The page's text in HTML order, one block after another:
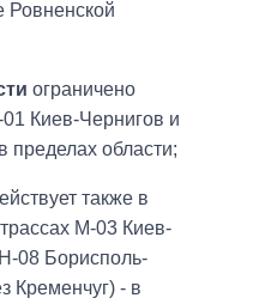
Ровненской
ограничено
Киев-Чернигов и
области;
также в
М-03 Киев-
08 Борисполь-
Кременчуг) - в